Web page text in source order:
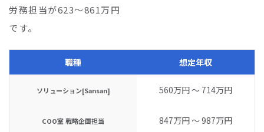
労務担当が623〜861万円
です。
職種 想定年収
ソリューション[Sansan] 560万円 〜 714万円
COO室 戦略企画担当 847万円 〜 987万円